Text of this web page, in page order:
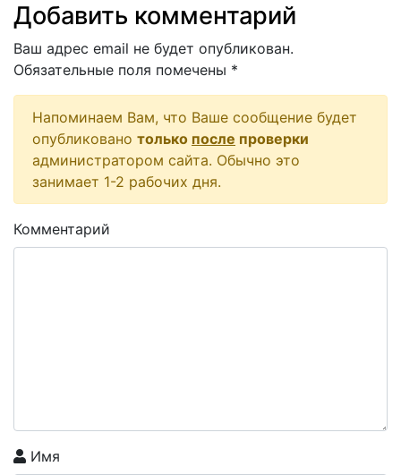
Добавить комментарий
Ваш адрес email не будет опубликован.
Обязательные поля помечены *
Напоминаем Вам, что Ваше сообщение будет
опубликовано только после проверки
администратором сайта. Обычно это
занимает 1-2 рабочих дня.
Комментарий
Имя